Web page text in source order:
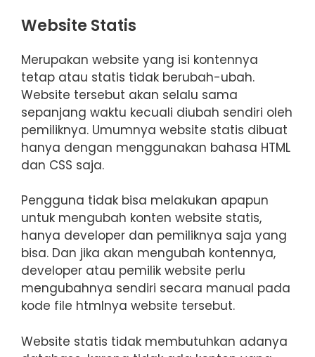
Website Statis
Merupakan website yang isi kontennya
tetap atau statis tidak berubah-ubah.
Website tersebut akan selalu sama
sepanjang waktu kecuali diubah sendiri oleh
pemiliknya. Umumnya website statis dibuat
hanya dengan menggunakan bahasa HTML
dan CSS saja.
Pengguna tidak bisa melakukan apapun
untuk mengubah konten website statis,
hanya developer dan pemiliknya saja yang
bisa. Dan jika akan mengubah kontennya,
developer atau pemilik website perlu
mengubahnya sendiri secara manual pada
kode file htmlnya website tersebut.
Website statis tidak membutuhkan adanya